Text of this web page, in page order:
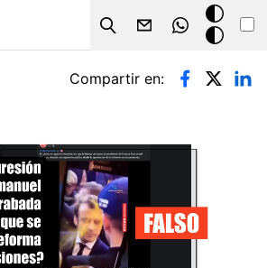
Search
Modo
oscuro
Compartir en: